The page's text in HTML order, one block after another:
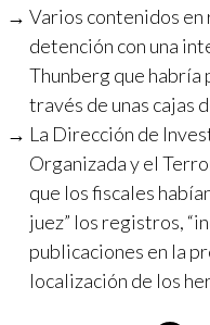
Varios contenidos en
detención con una
Thunberg que habría
través de unas cajas
La Dirección de
Organizada y el
que los fiscales
juez” los registros,
publicaciones en la
localización de los